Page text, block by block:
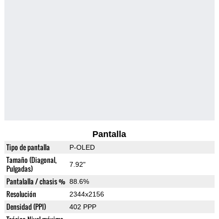
Pantalla
Tipo de pantalla P-OLED
Tamaño (Diagonal,
Pulgadas)
7.92"
Pantalalla / chasis % 88.6%
Resolución 2344x2156
Densidad (PPI) 402 PPP